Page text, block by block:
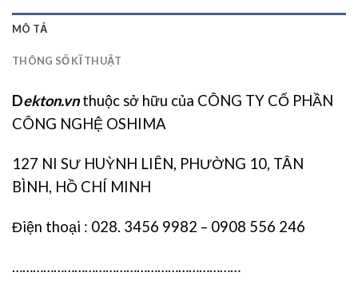
MÔ TẢ
THÔNG SỐ KĨ THUẬT
Dekton.vnthuộc sở hữu của CÔNG TY CỔ PHẦN
CÔNG NGHỆ OSHIMA
127 NI SƯ HUỲNH LIÊN, PHƯỜNG 10, TÂN
BÌNH, HỒ CHÍ MINH
Điện thoại : 028. 3456 9982 – 0908 556 246
…………………………………………………………